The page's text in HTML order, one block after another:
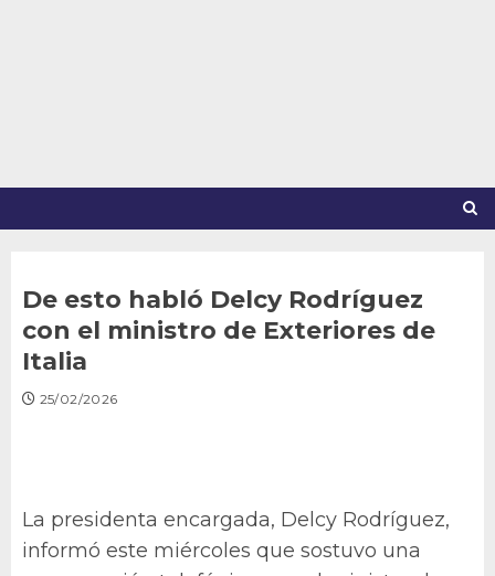
De esto habló Delcy Rodríguez
con el ministro de Exteriores de
Italia
25/02/2026
La presidenta encargada, Delcy Rodríguez,
informó este miércoles que sostuvo una